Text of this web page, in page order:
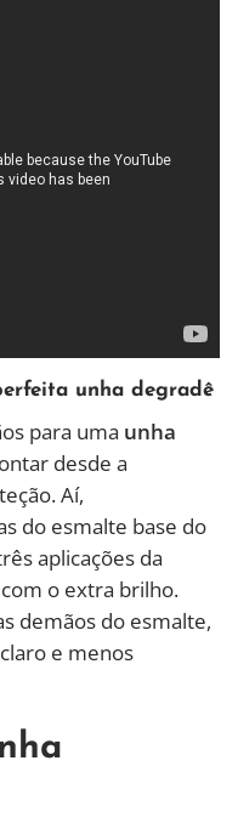
unha degradê
para uma unha
desde a
Aí,
do esmalte base do
aplicações da
o extra brilho.
demãos do esmalte,
e menos